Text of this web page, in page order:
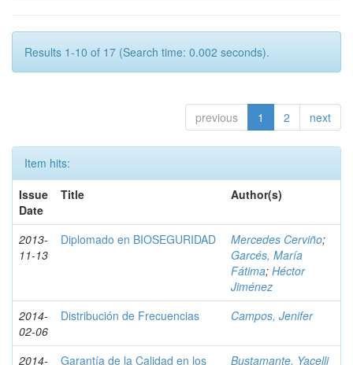
Results 1-10 of 17 (Search time: 0.002 seconds).
previous 1 2 next
Item hits:
Issue
Date
Title Author(s)
2013-
11-13
Diplomado en BIOSEGURIDAD Mercedes Cerviño;
Garcés, María
Fátima; Héctor
Jiménez
2014-
02-06
Distribución de Frecuencias Campos, Jenifer
2014-
Garantía de la Calidad en los
Bustamante, Yacelli